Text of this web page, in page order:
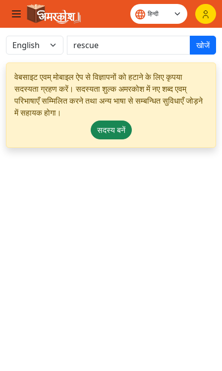
खोजें
वेबसाइट एवम् मोबाइल ऐप से विज्ञापनों को हटाने के लिए कृपया
सदस्यता ग्रहण करें। सदस्यता शुल्क अमरकोश में नए शब्द एवम्
परिभाषाएँ सम्मिलित करने तथा अन्य भाषा से सम्बन्धित सुविधाएँ जोड़ने
में सहायक होगा।
सदस्य बनें